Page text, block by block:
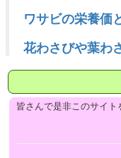
ワサビの栄養
花わさびや葉
皆さんで是非このサイト